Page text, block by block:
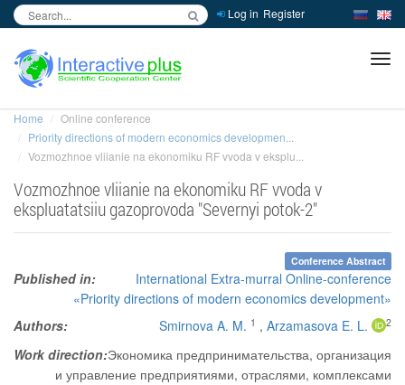
Log in Register
Home
Online conference
Priority directions of modern economics developmen...
Vozmozhnoe vliianie na ekonomiku RF vvoda v eksplu...
Vozmozhnoe vliianie na ekonomiku RF vvoda v
ekspluatatsiiu gazoprovoda "Severnyi potok-2"
Conference Abstract
Published in:
International Extra-murral Online-conference
«Priority directions of modern economics development»
Authors:
Smirnova A. M. 1 , Arzamasova E. L. 2
Work direction:Экономика предпринимательства, организация
и управление предприятиями, отраслями, комплексами